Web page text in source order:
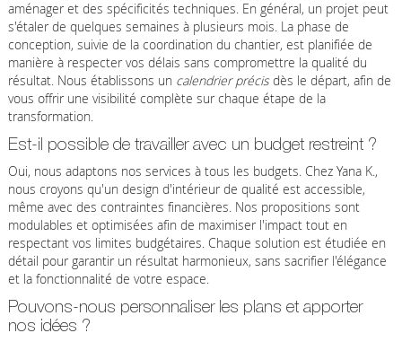
aménager et des spécificités techniques. En général, un projet peut
s'étaler de quelques semaines à plusieurs mois. La phase de
conception, suivie de la coordination du chantier, est planifiée de
manière à respecter vos délais sans compromettre la qualité du
résultat. Nous établissons un calendrier précisdès le départ, afin de
vous offrir une visibilité complète sur chaque étape de la
transformation.
Est-il possible de travailler avec un budget restreint ?
Oui, nous adaptons nos services à tous les budgets. Chez Yana K.,
nous croyons qu'un design d'intérieur de qualité est accessible,
même avec des contraintes financières. Nos propositions sont
modulables et optimisées afin de maximiser l'impact tout en
respectant vos limites budgétaires. Chaque solution est étudiée en
détail pour garantir un résultat harmonieux, sans sacrifier l'élégance
et la fonctionnalité de votre espace.
Pouvons-nous personnaliser les plans et apporter
nos idées ?